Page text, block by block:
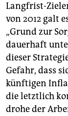
Langfrist-
von 2012 galt
„Grund zur
dauerhaft
dieser
Gefahr, dass
künftigen
die letztlich
drohe der